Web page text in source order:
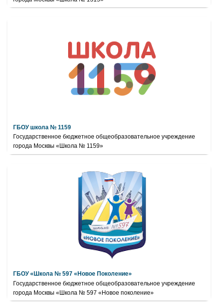
ГБОУ школа № 1159
Государственное бюджетное общеобразовательное учреждение
города Москвы «Школа № 1159»
ГБОУ «Школа № 597 «Новое Поколение»
Государственное бюджетное общеобразовательное учреждение
города Москвы «Школа № 597 «Новое поколение»